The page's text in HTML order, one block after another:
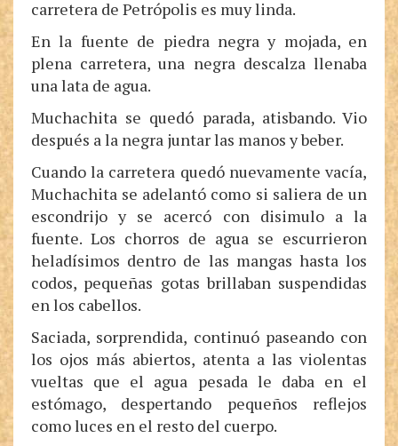
carretera de Petrópolis es muy linda.
En la fuente de piedra negra y mojada, en
plena carretera, una negra descalza llenaba
una lata de agua.
Muchachita se quedó parada, atisbando. Vio
después a la negra juntar las manos y beber.
Cuando la carretera quedó nuevamente vacía,
Muchachita se adelantó como si saliera de un
escondrijo y se acercó con disimulo a la
fuente. Los chorros de agua se escurrieron
heladísimos dentro de las mangas hasta los
codos, pequeñas gotas brillaban suspendidas
en los cabellos.
Saciada, sorprendida, continuó paseando con
los ojos más abiertos, atenta a las violentas
vueltas que el agua pesada le daba en el
estómago, despertando pequeños reflejos
como luces en el resto del cuerpo.